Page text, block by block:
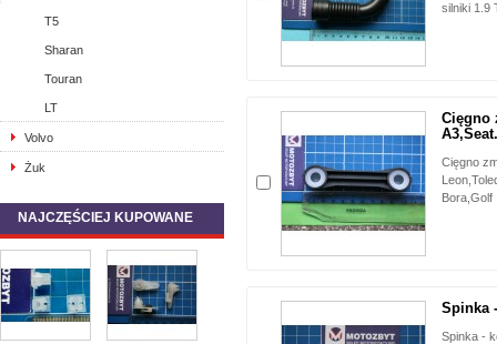
T5
Sharan
Touran
LT
Volvo
Żuk
NAJCZĘŚCIEJ KUPOWANE
silniki 1.9
Cięgno
Cięgno
Bora,Golf
Spinka
Spinka -